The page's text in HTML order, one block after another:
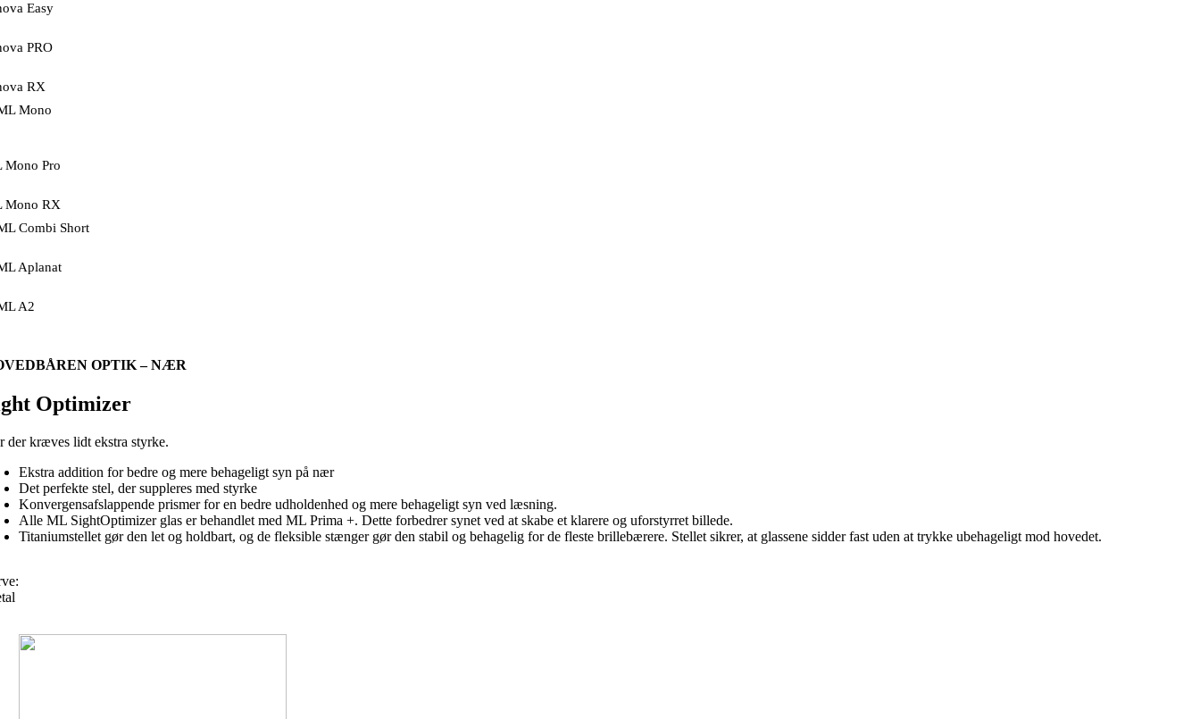
Easy
PRO
RX
Mono
Mono Pro
Mono RX
Combi Short
Aplanat
A2
OPTIK – NÆR
Optimizer
der kræves lidt ekstra styrke.
Ekstra addition for bedre og mere behageligt syn på nær
Det perfekte stel, der suppleres med styrke
Konvergensafslappende prismer for en bedre udholdenhed og mere behageligt syn ved læsning.
Alle ML SightOptimizer glas er behandlet med ML Prima +. Dette forbedrer synet ved at skabe et klarere og uforstyrret billede.
Titaniumstellet gør den let og holdbart, og de fleksible stænger gør den stabil og behagelig for de fleste brillebærere. Stellet sikrer, at glassene sidder fast uden at trykke ubehageligt mod hovedet.